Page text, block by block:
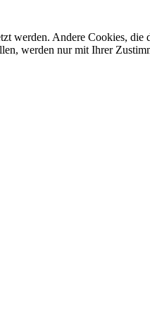
werden. Andere Cookies,
werden nur mit Ihrer